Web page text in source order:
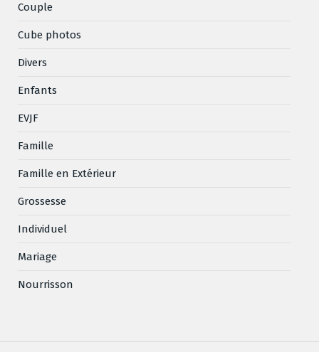
Couple
Cube photos
Divers
Enfants
EVJF
Famille
Famille en Extérieur
Grossesse
Individuel
Mariage
Nourrisson